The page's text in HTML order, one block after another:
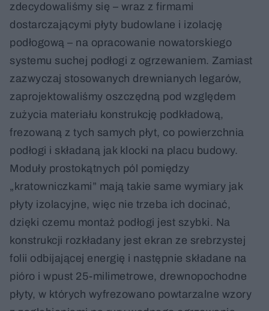
zdecydowaliśmy się – wraz z firmami
dostarczającymi płyty budowlane i izolację
podłogową – na opracowanie nowatorskiego
systemu suchej podłogi z ogrzewaniem. Zamiast
zazwyczaj stosowanych drewnianych legarów,
zaprojektowaliśmy oszczędną pod względem
zużycia materiału konstrukcję podkładową,
frezowaną z tych samych płyt, co powierzchnia
podłogi i składaną jak klocki na placu budowy.
Moduły prostokątnych pól pomiędzy
„kratowniczkami” mają takie same wymiary jak
płyty izolacyjne, więc nie trzeba ich docinać,
dzięki czemu montaż podłogi jest szybki. Na
konstrukcji rozkładany jest ekran ze srebrzystej
folii odbijającej energię i następnie składane na
pióro i wpust 25-milimetrowe, drewnopochodne
płyty, w których wyfrezowano powtarzalne wzory